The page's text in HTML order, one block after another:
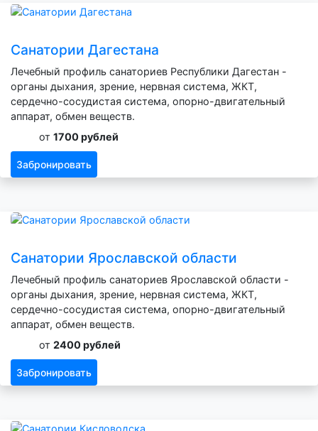
Санатории Дагестана
Лечебный профиль санаториев Республики Дагестан -
органы дыхания, зрение, нервная система, ЖКТ,
сердечно-сосудистая система, опорно-двигательный
аппарат, обмен веществ.
от 1700 рублей
Забронировать
Санатории Ярославской области
Лечебный профиль санаториев Ярославской области -
органы дыхания, зрение, нервная система, ЖКТ,
сердечно-сосудистая система, опорно-двигательный
аппарат, обмен веществ.
от 2400 рублей
Забронировать